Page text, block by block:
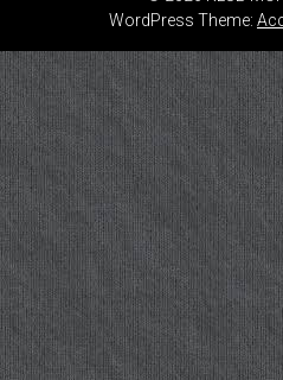
WordPress Theme: